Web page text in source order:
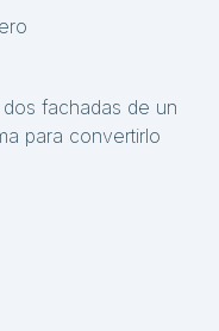
fachadas de un
para convertirlo